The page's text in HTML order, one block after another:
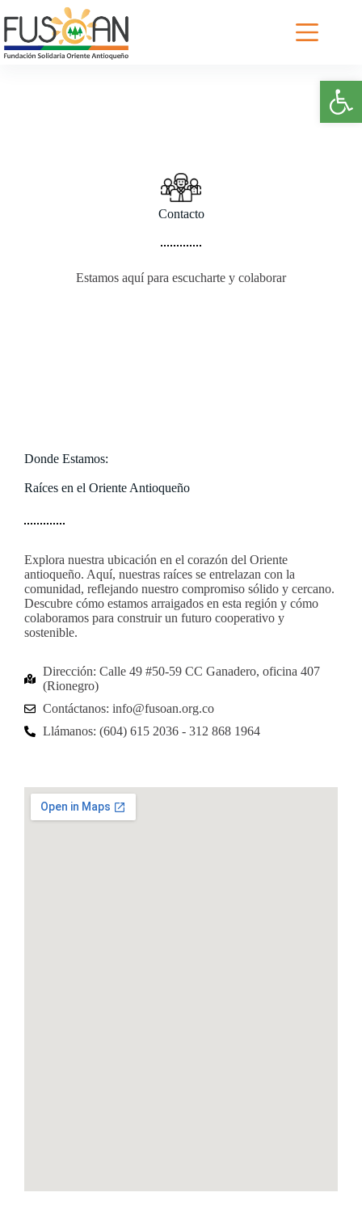
Abrir barra de herramientas
Contacto
Estamos aquí para escucharte y colaborar
Donde Estamos:
Raíces en el Oriente Antioqueño
Explora nuestra ubicación en el corazón del Oriente
antioqueño. Aquí, nuestras raíces se entrelazan con la
comunidad, reflejando nuestro compromiso sólido y cercano.
Descubre cómo estamos arraigados en esta región y cómo
colaboramos para construir un futuro cooperativo y
sostenible.
Dirección: Calle 49 #50-59 CC Ganadero, oficina 407
(Rionegro)
Contáctanos: info@fusoan.org.co
Llámanos: (604) 615 2036 - 312 868 1964